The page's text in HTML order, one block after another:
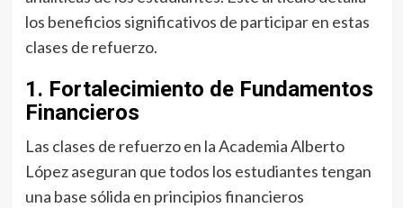
los beneficios significativos de participar en estas
clases de refuerzo.
1. Fortalecimiento de Fundamentos
Financieros
Las clases de refuerzo en la Academia Alberto
López aseguran que todos los estudiantes tengan
una base sólida en principios financieros